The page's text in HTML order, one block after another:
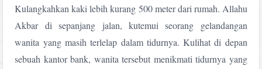
Kulangkahkan kaki lebih kurang 500 meter dari rumah. Allahu
Akbar di sepanjang jalan, kutemui seorang gelandangan
wanita yang masih terlelap dalam tidurnya. Kulihat di depan
sebuah kantor bank, wanita tersebut menikmati tidurnya yang